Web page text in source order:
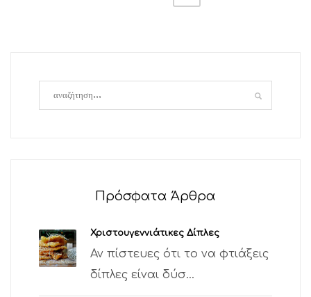
Πρόσφατα Άρθρα
Χριστουγεννιάτικες Δίπλες
Αν πίστευες ότι το να φτιάξεις
δίπλες είναι δύσ...